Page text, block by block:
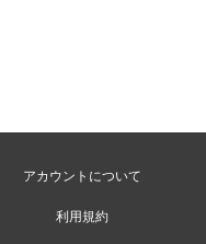
アカウントについて
利用規約